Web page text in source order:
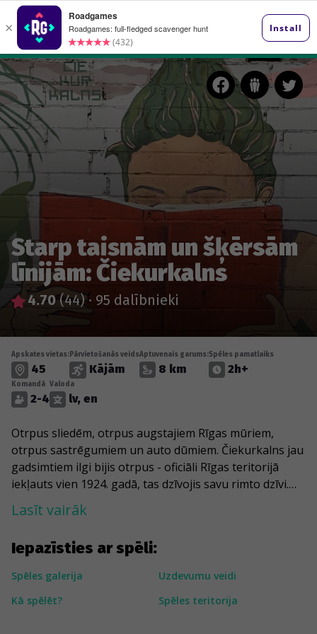
Starp taisnām un šķērsām
līnijām: Čiekurkalns
4.70 (44) · 95 dalībnieki
Iepazīsties ar spēli:
Spēles galerija
Uzdevumu veidi
Kā spēlēt?
Spēles teritorija
Apskates vietas:
45
Pārvietošanās veids
Kājām
Aptuvenais garums:
8 km
Spēles pamatlaiks
2h+
Komandā
2-4
Valoda
lv, en
Otrpus sliedēm, otrpus augstajiem Rīgas mūriem,
otrpus sastrēgumiem un auto dūmiem. Čiekurkalns jau
gadsimtiem ilgi bijis otrpus - oficiāli Rīgas teritorijā
iekļauts vien 1924. gadā, tas dzīvojis savu rimto dzīvi.
Tagad Čiekurkalna senākajā daļā vēl arvien slejas
simtiem koka namiņu, kas sadzīvo ar Padomju
ziemas dienās gaiss te joprojām smaržo pēc malkas
krāsniņas. Tomēr ārējais miermīlīgums lai nemaldina -
Čiekurkalns ir rosības, dzīvības un pārsteigumu pilns.
Čiekurkalna taisnās līnijas Tevi vedīs garām Rīgas
Lasīt vairāk